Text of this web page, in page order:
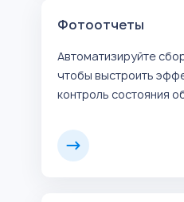
Фотоотчеты
Автоматизируйте
чтобы выстроить
контроль состояния